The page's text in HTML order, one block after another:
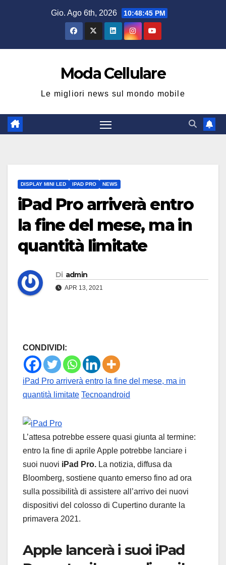
Gio. Ago 6th, 2026 10:48:45 PM
Moda Cellulare
Le migliori news sul mondo mobile
DISPLAY MINI LED IPAD PRO NEWS
iPad Pro arriverà entro
la fine del mese, ma in
quantità limitate
Di admin
APR 13, 2021
CONDIVIDI:
iPad Pro arriverà entro la fine del mese, ma in
quantità limitate Tecnoandroid
L’attesa potrebbe essere quasi giunta al termine:
entro la fine di aprile Apple potrebbe lanciare i
suoi nuovi iPad Pro. La notizia, diffusa da
Bloomberg, sostiene quanto emerso fino ad ora
sulla possibilità di assistere all’arrivo dei nuovi
dispositivi del colosso di Cupertino durante la
primavera 2021.
Apple lancerà i suoi iPad